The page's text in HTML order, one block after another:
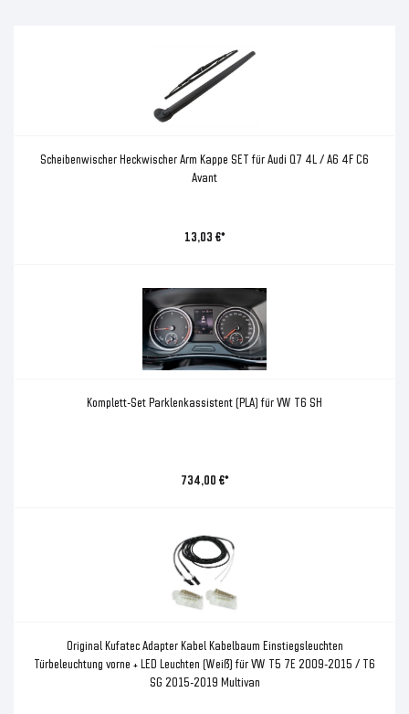
Scheibenwischer Heckwischer Arm Kappe SET für Audi Q7 4L / A6 4F C6
Avant
13,03 €*
Komplett-Set Parklenkassistent (PLA) für VW T6 SH
734,00 €*
Original Kufatec Adapter Kabel Kabelbaum Einstiegsleuchten
Türbeleuchtung vorne + LED Leuchten (Weiß) für VW T5 7E 2009-2015 / T6
SG 2015-2019 Multivan